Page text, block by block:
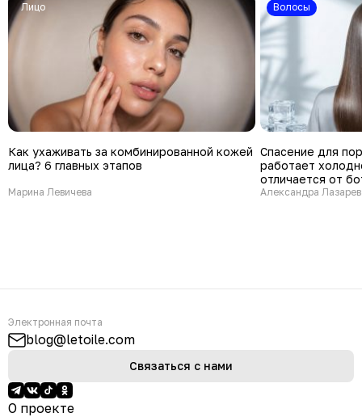
Лицо
Как ухаживать за комбинированной кожей
лица? 6 главных этапов
Марина Левичева
Волосы
Спасение для
работает
отличается от
Александра
Электронная почта
blog@letoile.com
Связаться с нами
О проекте